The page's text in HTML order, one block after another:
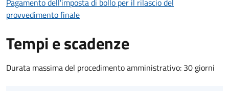
provvedimento finale
Tempi e scadenze
Durata massima del procedimento amministrativo: 30 giorni